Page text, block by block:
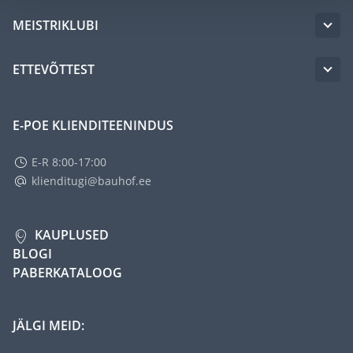
MEISTRIKLUBI
ETTEVÕTTEST
E-POE KLIENDITEENINDUS
E-R 8:00-17:00
klienditugi@bauhof.ee
KAUPLUSED
BLOGI
PABERKATALOOG
JÄLGI MEID: